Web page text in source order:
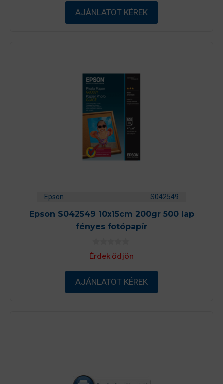
5
-
b
ő
AJÁNLATOT KÉREK
Epson S042549
Epson S042549 10x15cm 200gr 500 lap
fényes fotópapír
0
a
5
-
b
ő
Érdeklődjön
AJÁNLATOT KÉREK